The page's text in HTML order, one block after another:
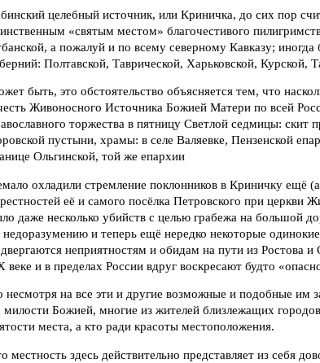
целебный источник, или Криничка, до сих пор
«святым местом» благочестивого
а пожалуй и по всему северному Кавказу;
Полтавской, Таврической, Харьковской, Курской,
быть, это обстоятельство объясняется тем, что
Живоносного Источника Божией Матери по всей
торжества в пятницу Светлой седмицы:
пустыни, храмы: в селе Валяевке, Пензенской
Ольгинской, той же епархии
охладили стремление поклонников в Криничку ещё
её и самого посёлка Петровского при церкви
даже несколько убийств с целью грабежа на большой
недоразумению и теперь ещё нередко некоторые
неприятностям и обидам на пути из Ростова
веке и в пределах России вдруг воскресают будто
несмотря на все эти и другие возможные и подобные им
милости Божией, многие из жителей близлежащих
места, а кто ради красоты местоположения.
местность здесь действительно представляет из себя